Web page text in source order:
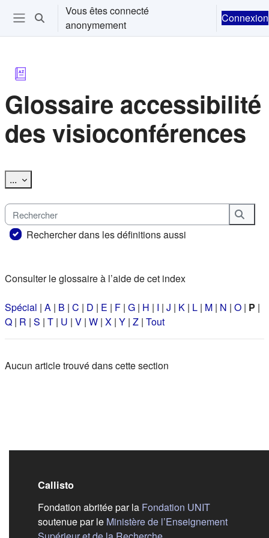
Passer au contenu principal
Ouvrir le menu de navigation
Activer/désactiver la saisie de recherche
Vous êtes connecté
anonymement
Connexion
Glossaire accessibilité
des visioconférences
... Exporter des articles
Rechercher
Rechercher dans les définitions aussi
Consulter le glossaire à l’aide de cet index
Spécial | A | B | C | D | E | F | G | H | I | J | K | L | M | N | O | P |
Q | R | S | T | U | V | W | X | Y | Z | Tout
Aucun article trouvé dans cette section
Callisto
Fondation abritée par la Fondation UNIT(s'ouvre
soutenue par le Ministère de l’Enseignement